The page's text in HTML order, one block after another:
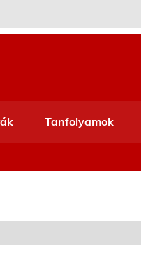
Tanfolyamok